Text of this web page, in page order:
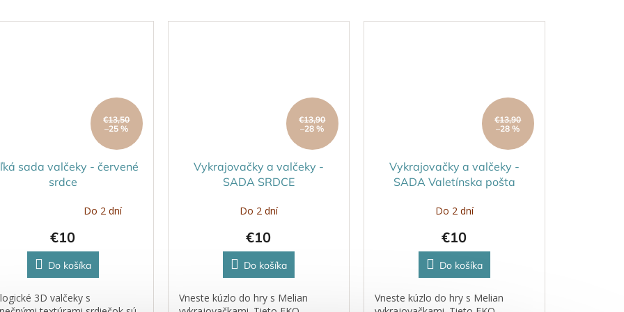
podporujú...
€13,50
–25 %
sada valčeky - červené
srdce
Do 2 dní
€10
Do košíka
3D valčeky s
€13,90
–28 %
Vykrajovačky a valčeky -
SADA SRDCE
Do 2 dní
€10
Do košíka
Vneste kúzlo do hry s Melian
€13,90
–28 %
Vykrajovačky a valčeky -
SADA Valetínska pošta
Do 2 dní
€10
Do košíka
Vneste kúzlo do hry s Melian